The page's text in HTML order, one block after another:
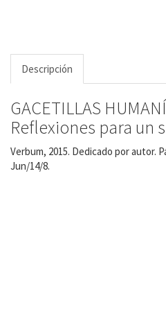
Descripción
GACETILLAS
Reflexiones para un
Verbum, 2015. Dedicado por autor.
Jun/14/8.